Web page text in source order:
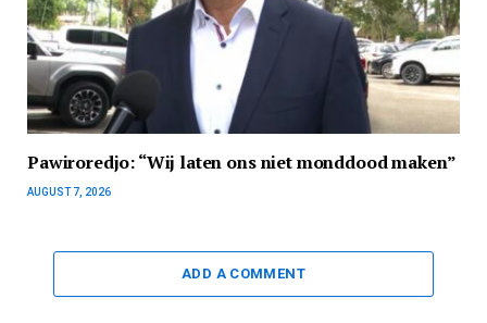
Pawiroredjo: “Wij laten ons niet monddood maken”
AUGUST 7, 2026
ADD A COMMENT